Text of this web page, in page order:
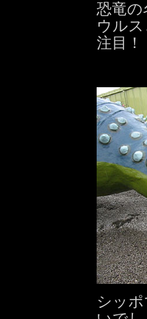
恐竜
ウル
注目！
シッ